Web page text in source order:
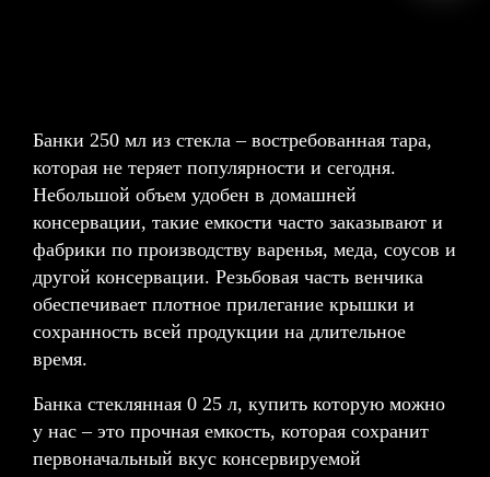
Банки 250 мл из стекла – востребованная тара,
которая не теряет популярности и сегодня.
Небольшой объем удобен в домашней
консервации, такие емкости часто заказывают и
фабрики по производству варенья, меда, соусов и
другой консервации. Резьбовая часть венчика
обеспечивает плотное прилегание крышки и
сохранность всей продукции на длительное
время.
Банка стеклянная 0 25 л, купить которую можно
у нас – это прочная емкость, которая сохранит
первоначальный вкус консервируемой